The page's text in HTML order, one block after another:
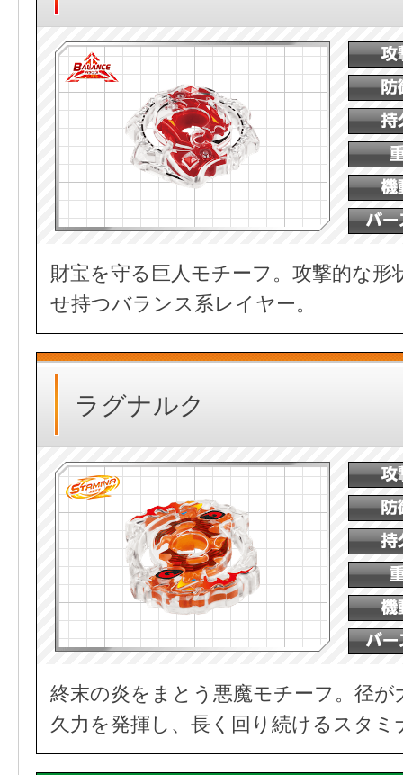
財宝を守る巨人モチーフ。攻撃的な形
せ持つバランス系レイヤー。
ラグナルク
終末の炎をまとう悪魔モチーフ。径
久力を発揮し、長く回り続けるスタミ